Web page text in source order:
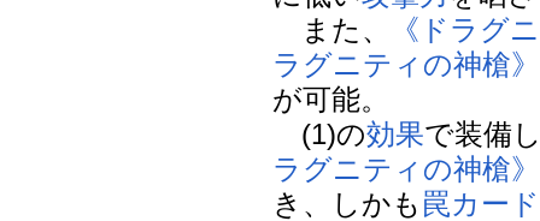
また、
《ドラグ
ラグニティの神槍》
が可能。
(1)の効果で装備
ラグニティの神槍》
き、しかも 罠カード